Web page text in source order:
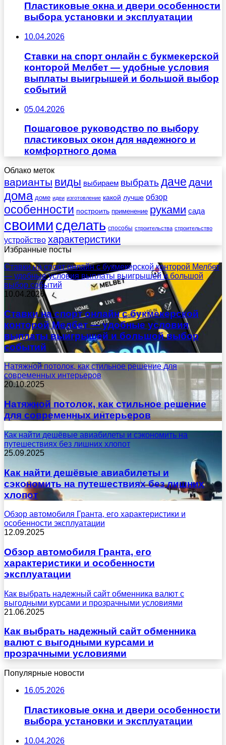
Пластиковые окна и двери особенности
выбора установки и эксплуатации
10.04.2026
Ставки на спорт онлайн с букмекерской
конторой Мелбет — удобные условия
выплаты выигрышей и большой выбор
событий
05.04.2026
Пошаговое руководство по выбору
пластиковых окон для надежного и
комфортного дома
Облако меток
варианты виды выбираем выбрать даче дачи
дома доме идеи изготовление какой лучше обзор
особенности построить применение руками сада
своими сделать способы строительства строительство
устройство характеристики
Избранные посты
Ставки на спорт онлайн с букмекерской конторой Мелбет
— удобные условия выплаты выигрышей и большой
выбор событий
10.04.2026
Ставки на спорт онлайн с букмекерской
конторой Мелбет — удобные условия
выплаты выигрышей и большой выбор
событий
Натяжной потолок, как стильное решение для
современных интерьеров
20.10.2025
Натяжной потолок, как стильное решение
для современных интерьеров
Как найти дешёвые авиабилеты и сэкономить на
путешествиях без лишних хлопот
25.09.2025
Как найти дешёвые авиабилеты и
сэкономить на путешествиях без лишних
хлопот
Обзор автомобиля Гранта, его характеристики и
особенности эксплуатации
12.09.2025
Обзор автомобиля Гранта, его
характеристики и особенности
эксплуатации
Как выбрать надежный сайт обменника валют с
выгодными курсами и прозрачными условиями
21.06.2025
Как выбрать надежный сайт обменника
валют с выгодными курсами и
прозрачными условиями
Популярные новости
16.05.2026
Пластиковые окна и двери особенности
выбора установки и эксплуатации
10.04.2026